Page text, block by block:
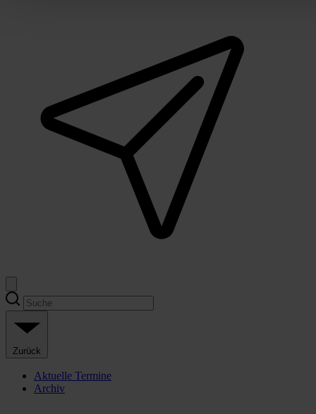
Zurück
Aktuelle Termine
Archiv